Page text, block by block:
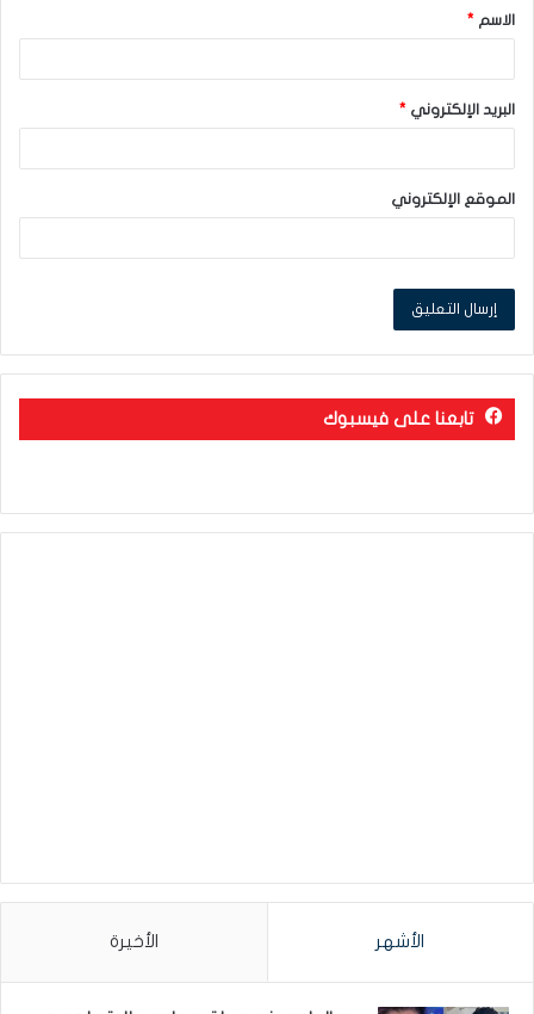
*
الاسم *
البريد الإلكتروني *
الموقع الإلكتروني
تابعنا على فيسبوك
الأشهر الأخيرة